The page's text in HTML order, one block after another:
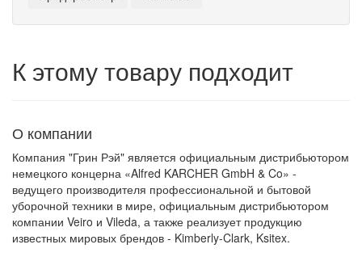
К этому товару подходит
О компании
Компания "Грин Рэй" является официальным дистрибьютором
немецкого концерна «Alfred KARCHER GmbH & Co» -
ведущего производителя профессиональной и бытовой
уборочной техники в мире, официальным дистрибьютором
компании Veiro и Vileda, а также реализует продукцию
известных мировых брендов - Kimberly-Clark, Ksitex.